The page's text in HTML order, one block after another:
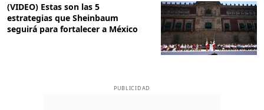
(VIDEO) Estas son las 5
estrategias que Sheinbaum
seguirá para fortalecer a México
PUBLICIDAD